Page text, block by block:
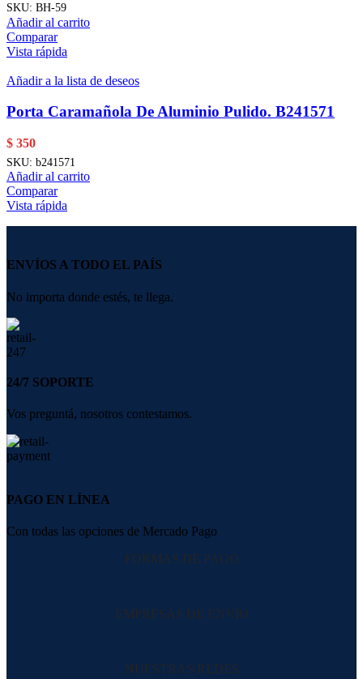
SKU: BH-59
Añadir al carrito
Comparar
Vista rápida
Añadir a la lista de deseos
Porta Caramañola De Aluminio Pulido. B241571
$ 350
SKU: b241571
Añadir al carrito
Comparar
Vista rápida
ENVÍOS A TODO EL PAÍS
No importa donde estés, te llega.
24/7 SOPORTE
Vos preguntá, nosotros contestamos.
PAGO EN LÍNEA
Con todas las opciones de Mercado Pago
FORMAS DE PAGO
EMPRESAS DE ENVIO
NUESTRAS REDES